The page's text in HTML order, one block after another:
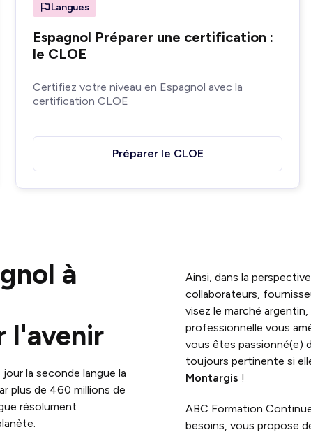
Langues
Espagnol Préparer une certification :
le CLOE
Certifiez votre niveau en Espagnol avec la
certification CLOE
Préparer le CLOE
à
l'avenir
la seconde langue la
plus de 460 millions de
résolument
Ainsi, dans la
collaborateurs,
visez le marché
professionnelle vous
vous êtes passionné(e)
toujours pertinente si
Montargis !
ABC Formation
besoins, vous propose